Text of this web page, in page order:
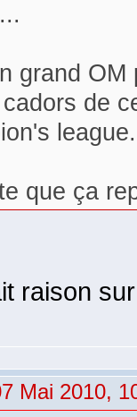
grand
de
que ça
raison
Mai 2010,